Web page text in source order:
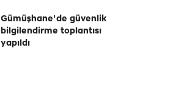
Gümüşhane'de güvenlik
bilgilendirme toplantısı
yapıldı